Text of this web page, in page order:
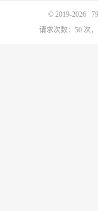
© 2019-2026
请求次数：50 次